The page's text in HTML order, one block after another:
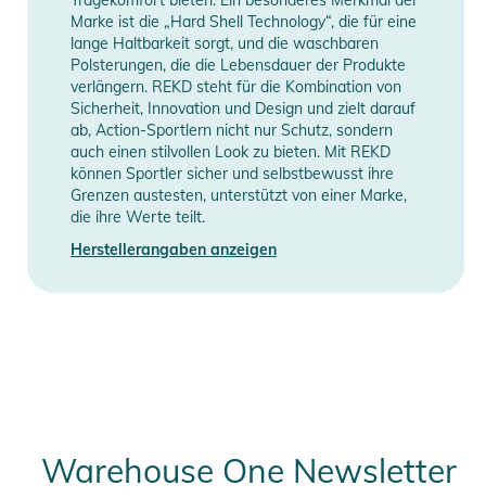
Marke ist die „Hard Shell Technology“, die für eine
lange Haltbarkeit sorgt, und die waschbaren
Polsterungen, die die Lebensdauer der Produkte
verlängern. REKD steht für die Kombination von
Sicherheit, Innovation und Design und zielt darauf
ab, Action-Sportlern nicht nur Schutz, sondern
auch einen stilvollen Look zu bieten. Mit REKD
können Sportler sicher und selbstbewusst ihre
Grenzen austesten, unterstützt von einer Marke,
die ihre Werte teilt.
Herstellerangaben anzeigen
Warehouse One Newsletter